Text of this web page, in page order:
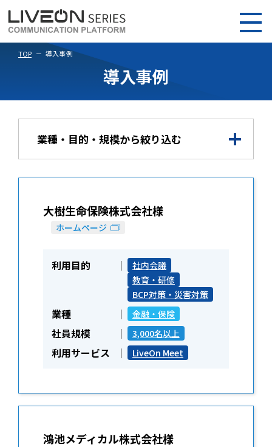
TOP 導入事例
導入事例
業種・目的・規模から絞り込む
大樹生命保険株式会社様
ホームページ
利用目的
社内会議
教育・研修
BCP対策・災害対策
業種 金融・保険
社員規模 3,000名以上
利用サービス LiveOn Meet
鴻池メディカル株式会社様